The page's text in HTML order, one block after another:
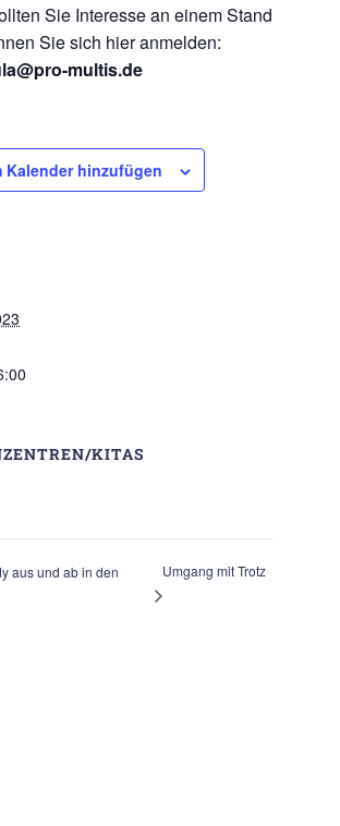
Sie Interesse an einem Stand
Sie sich hier anmelden:
multis.de
Kalender hinzufügen
KITAS
aus und ab in den
Umgang mit Trotz